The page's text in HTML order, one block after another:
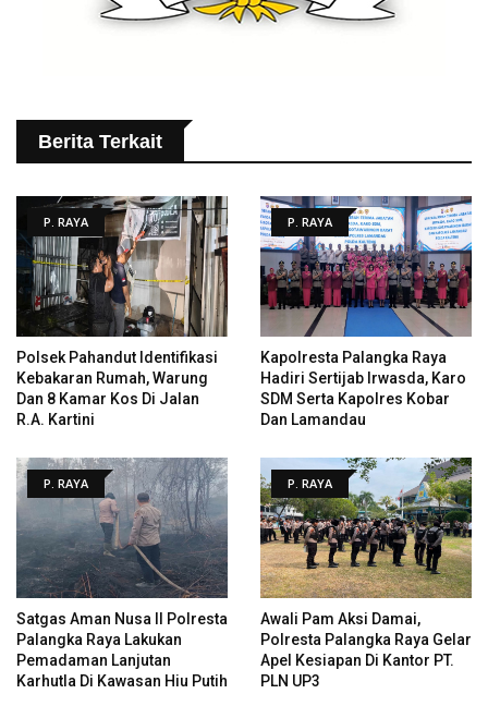
Berita Terkait
P. RAYA
Polsek Pahandut Identifikasi
Kebakaran Rumah, Warung
Dan 8 Kamar Kos Di Jalan
R.A. Kartini
P. RAYA
Kapolresta Palangka Raya
Hadiri Sertijab Irwasda, Karo
SDM Serta Kapolres Kobar
Dan Lamandau
P. RAYA
Satgas Aman Nusa II Polresta
Palangka Raya Lakukan
Pemadaman Lanjutan
Karhutla Di Kawasan Hiu Putih
P. RAYA
Awali Pam Aksi Damai,
Polresta Palangka Raya Gelar
Apel Kesiapan Di Kantor PT.
PLN UP3